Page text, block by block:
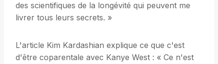
des scientifiques de la longévité qui peuvent me
livrer tous leurs secrets. »
L'article Kim Kardashian explique ce que c'est
d'être coparentale avec Kanye West : « Ce n'est